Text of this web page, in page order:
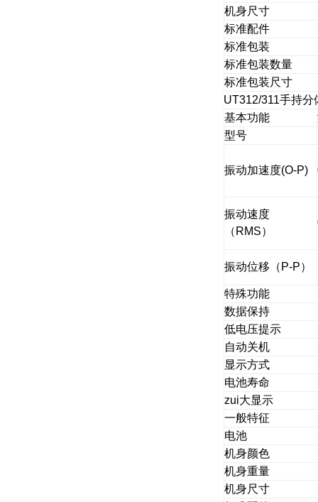
机身尺寸
标准配件
标准包装
标准包装数量
标准包装尺寸
UT312/311手持分
基本功能
型号
振动加速度(O-P)
振动速度
（RMS）
振动位移（P-P）
特殊功能
数据保持
低电压提示
自动关机
显示方式
电池寿命
zui大显示
一般特征
电池
机身颜色
机身重量
机身尺寸